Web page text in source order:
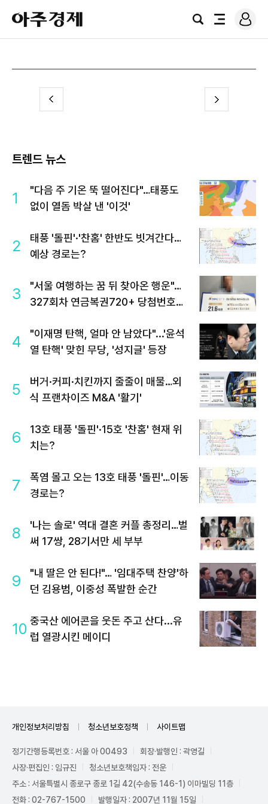
아
주
경
검
전
로
그
이
다
트렌드 뉴스
1
"다음 주 기온 뚝 떨어진다"…태풍도
없이 열돔 박살 낸 '이것'
2
태풍 '돌핀'·'찬홈' 한반도 빗겨간다…
예상 경로는?
3
"서울 여행하는 꿈 뒤 찾아온 행운"…
327회차 연금복권720+ 당첨번호조
4
"이재명 탄핵, 얼마 안 남았다"...'윤석
열 탄핵' 맞힌 무당, '성지글' 등장
5
버거·커피·치킨까지 줄줄이 매물…외
식 프랜차이즈 M&A '활기'
6
13호 태풍 '돌핀'·15호 '찬홈' 현재 위
치는?
7
폭염 몰고 오는 13호 태풍 '돌핀'…이동
경로는?
8
'나는 솔로' 역대 결혼 커플 총정리…벌
써 17쌍, 28기서만 세 부부
9
"내 딸은 안 된다!"… '임대주택 찬양'하
던 김용범, 이중성 폭발한 순간
10 중국산 에어콘을 웃돈 주고 산다...유
럽 열광시킨 메이디
개인정보처리방침 청소년보호정책 사이트맵
정기간행등록번호 : 서울 아 00493
회장·발행인 : 곽영길
사장·편집인 : 임규진
청소년보호책임자 : 전운
주소 : 서울특별시 종로구 종로 1길 42(수송동 146-1) 이마빌딩 11층
전화 : 02-767-1500
발행일자 : 2007년 11월 15일